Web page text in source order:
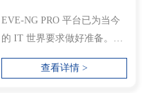
EVE-NG PRO 平台已为当今
的 IT 世界要求做好准备。它
允许企业、在线学习提供商/
查看详情 >